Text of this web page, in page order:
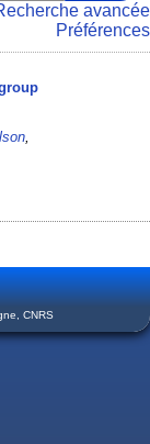
avancée
Préférences
CNRS